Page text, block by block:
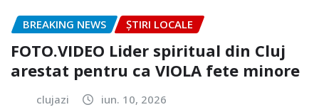
BREAKING NEWS ȘTIRI LOCALE
FOTO.VIDEO Lider spiritual din Cluj
arestat pentru ca VIOLA fete minore
clujazi iun. 10, 2026